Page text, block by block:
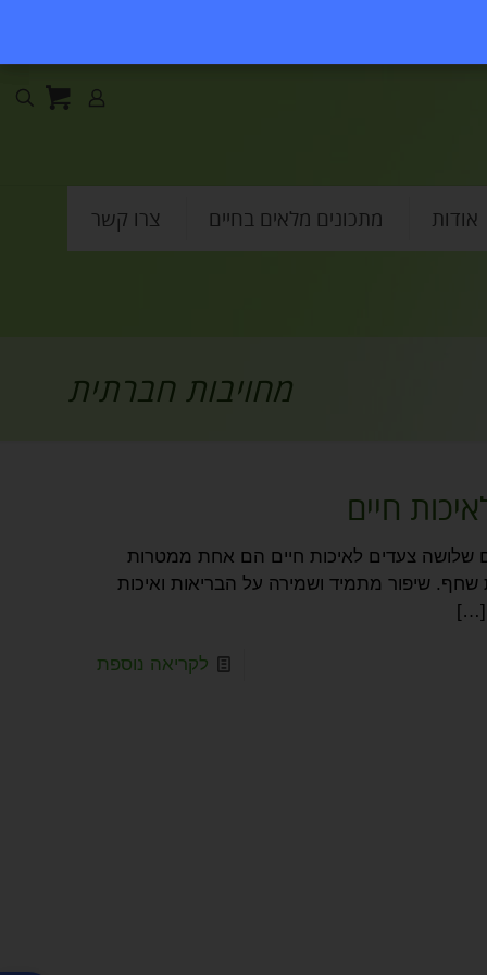
אודות מתכונים מלאים בחיים צרו קשר
מחויבות חברתית
חיים
שלושה צעדים לאיכות חיים הם אחת ממטרות
שיפור מתמיד ושמירה על הבריאות ואיכות
לקריאה נוספת